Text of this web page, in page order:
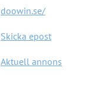
doowin.se/
Skicka epost
Aktuell annons